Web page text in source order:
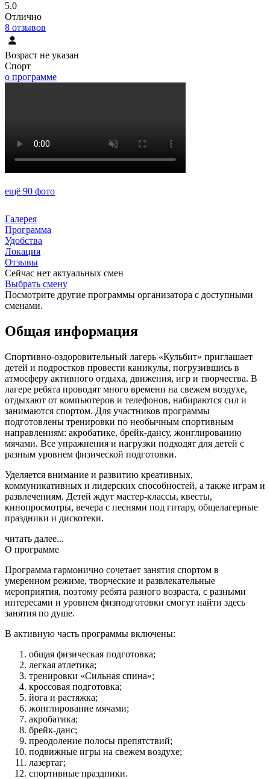
5.0
Отлично
8 отзывов
Возраст не указан
Спорт
о программе
ещё 90 фото
Галерея
Программа
Удобства
Локация
Отзывы
Сейчас нет актуальных смен
Выбрать смену
Посмотрите другие программы организатора с доступными
сменами.
Общая информация
Спортивно-оздоровительный лагерь «Кульбит» приглашает
детей и подростков провести каникулы, погрузившись в
атмосферу активного отдыха, движения, игр и творчества. В
лагере ребята проводят много времени на свежем воздухе,
отдыхают от компьютеров и телефонов, набираются сил и
занимаются спортом. Для участников программы
подготовлены тренировки по необычным спортивным
направлениям: акробатике, брейк-дансу, жонглированию
мячами. Все упражнения и нагрузки подходят для детей с
разным уровнем физической подготовки.
Уделяется внимание и развитию креативных,
коммуникативных и лидерских способностей, а также играм и
развлечениям. Детей ждут мастер-классы, квесты,
кинопросмотры, вечера с песнями под гитару, общелагерные
праздники и дискотеки.
читать далее...
О программе
Программа гармонично сочетает занятия спортом в
умеренном режиме, творческие и развлекательные
мероприятия, поэтому ребята разного возраста, с разными
интересами и уровнем физподготовки смогут найти здесь
занятия по душе.
В активную часть программы включены:
общая физическая подготовка;
легкая атлетика;
тренировки «Сильная спина»;
кроссовая подготовка;
йога и растяжка;
жонглирование мячами;
акробатика;
брейк-данс;
преодоление полосы препятствий;
подвижные игры на свежем воздухе;
лазертаг;
спортивные праздники.